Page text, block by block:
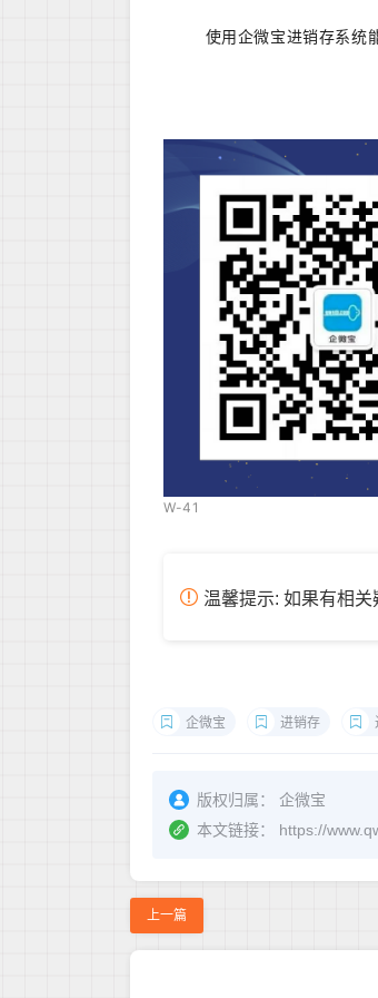
使用企微宝进销存系统
W-41
温馨提示: 如果有相
企微宝 进销存
版权归属：
企微宝
本文链接：
https://
上一篇